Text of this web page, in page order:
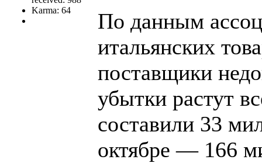
Karma: 64
По данным
итальянских
поставщики
убытки растут
составили 33
октябре — 166